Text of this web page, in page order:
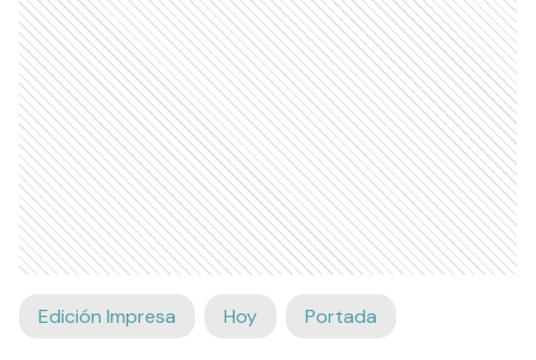
Edición Impresa Hoy Portada